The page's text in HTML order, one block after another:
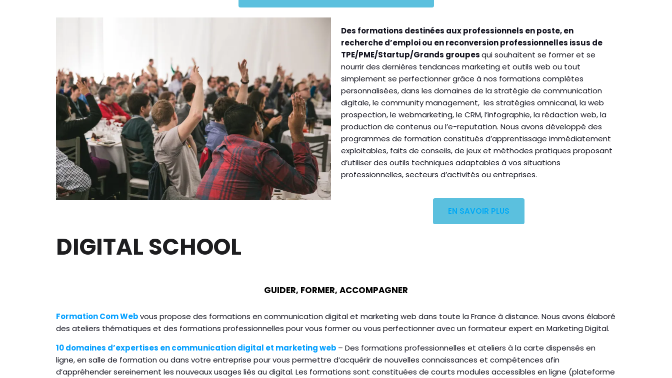
Des formations destinées aux professionnels en poste, en
recherche d’emploi ou en reconversion professionnelles issus de
TPE/PME/Startup/Grands groupesqui souhaitent se former et se
nourrir des dernières tendances marketing et outils web ou tout
simplement se perfectionner grâce à nos formations complètes
personnalisées, dans les domaines de la stratégie de communication
digitale, le community management, les stratégies omnicanal, la web
prospection, le webmarketing, le CRM, l’infographie, la rédaction web, la
production de contenus ou l’e-reputation. Nous avons développé des
programmes de formation constitués d’apprentissage immédiatement
exploitables, faits de conseils, de jeux et méthodes pratiques proposant
d’utiliser des outils techniques adaptables à vos situations
professionnelles, secteurs d’activités ou entreprises.
EN SAVOIR PLUS
DIGITAL SCHOOL
GUIDER, FORMER, ACCOMPAGNER
Formation Com Webvous propose des formations en communication digital et marketing web dans toute la France à distance. Nous avons élaboré
des ateliers thématiques et des formations professionnelles pour vous former ou vous perfectionner avec un formateur expert en Marketing Digital.
10 domaines d’expertises en communication digital et marketing web – Des formations professionnelles et ateliers à la carte dispensés en
ligne, en salle de formation ou dans votre entreprise pour vous permettre d’acquérir de nouvelles connaissances et compétences afin
d’appréhender sereinement les nouveaux usages liés au digital. Les formations sont constituées de courts modules accessibles en ligne (plateforme